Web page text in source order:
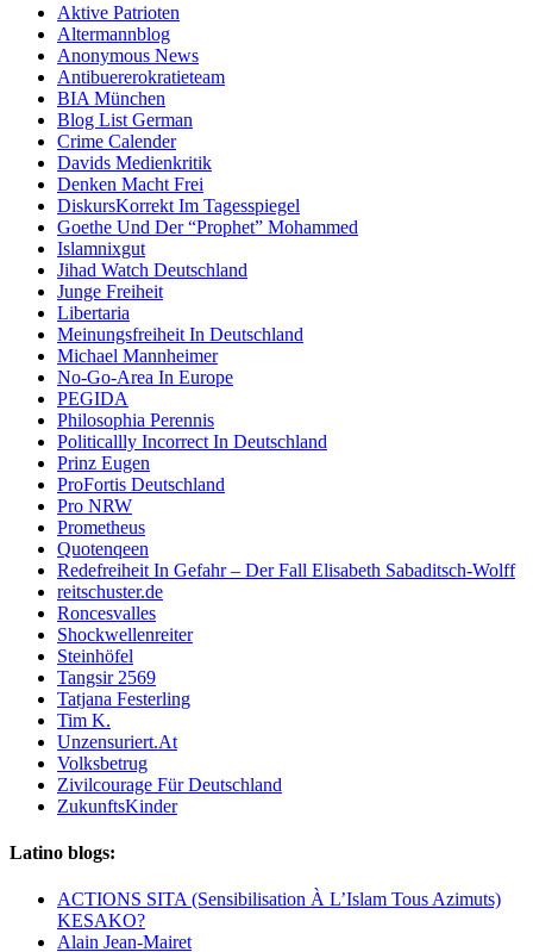
Aktive Patrioten
Altermannblog
Anonymous News
Antibuererokratieteam
BIA München
Blog List German
Crime Calender
Davids Medienkritik
Denken Macht Frei
DiskursKorrekt Im Tagesspiegel
Goethe Und Der “Prophet” Mohammed
Islamnixgut
Jihad Watch Deutschland
Junge Freiheit
Libertaria
Meinungsfreiheit In Deutschland
Michael Mannheimer
No-Go-Area In Europe
PEGIDA
Philosophia Perennis
Politicallly Incorrect In Deutschland
Prinz Eugen
ProFortis Deutschland
Pro NRW
Prometheus
Quotenqeen
Redefreiheit In Gefahr – Der Fall Elisabeth Sabaditsch-Wolff
reitschuster.de
Roncesvalles
Shockwellenreiter
Steinhöfel
Tangsir 2569
Tatjana Festerling
Tim K.
Unzensuriert.At
Volksbetrug
Zivilcourage Für Deutschland
ZukunftsKinder
Latino blogs:
ACTIONS SITA (Sensibilisation À L’Islam Tous Azimuts)
KESAKO?
Alain Jean-Mairet